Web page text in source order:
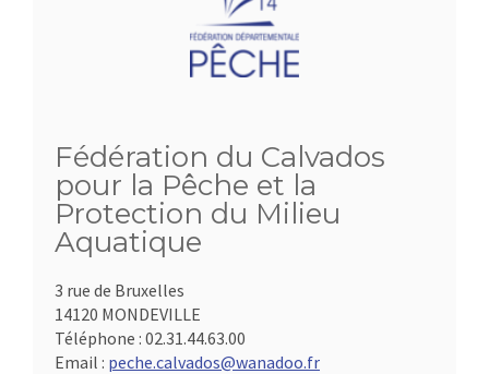
Fédération du Calvados
pour la Pêche et la
Protection du Milieu
Aquatique
3 rue de Bruxelles
14120 MONDEVILLE
Téléphone : 02.31.44.63.00
Email : peche.calvados@wanadoo.fr